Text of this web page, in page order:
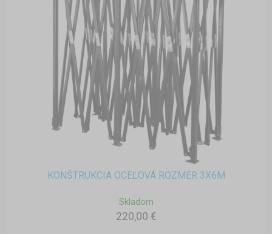
KONŠTRUKCIA OCEĽOVÁ ROZMER 3X6M
Skladom
220,00 €